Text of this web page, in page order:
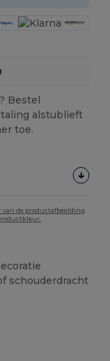
Bestel
alstublieft
toe.
van de productafbeelding
schouderdracht